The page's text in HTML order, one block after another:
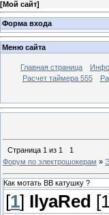
[Мой сайт]
Форма входа
Меню сайта
Главная страница
Расчет таймера 555
Страница 1 из 1
1
Форум по электрошокерам »
Как мотать ВВ катушку ?
[1] IlyaRed